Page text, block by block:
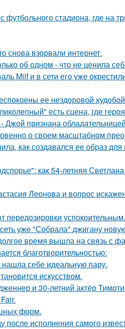
футбольного стадиона, где на
снова взорвали интернет.
об одном - что не ценила
Milf и в сети его уже
ее нездоровой
есть сцена, где
Джой признана
о своем масштабном
как создавался ее образ
как 54-летняя
Леонова и вопрос
передозировки успокоительным.
уже "Собрала" джигану
время вышла на связь с
благотворительностью:
себе идеальную пару.
искусством.
и 30-летний актёр
форм.
исполнения самого